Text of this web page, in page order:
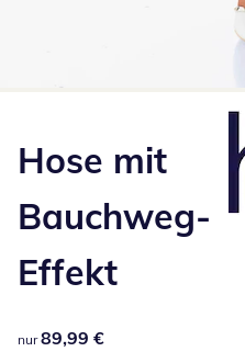
Hose mit
Bauchweg-
Effekt
89,99 €
nur 89,99 €